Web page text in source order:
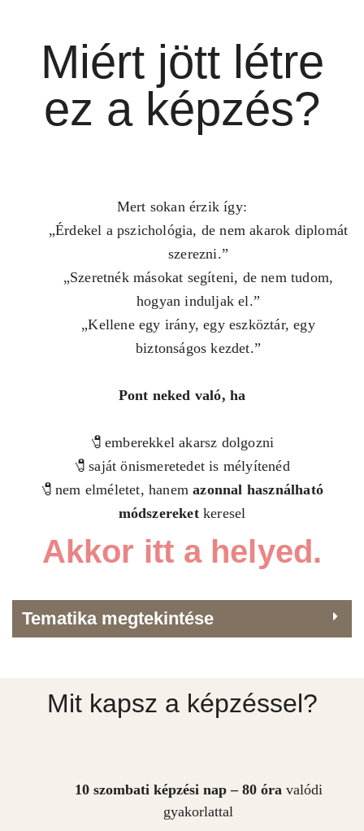
Miért jött létre
ez a képzés?
Mert sokan érzik így:
„Érdekel a pszichológia, de nem akarok diplomát
szerezni.”
„Szeretnék másokat segíteni, de nem tudom,
hogyan induljak el.”
„Kellene egy irány, egy eszköztár, egy
biztonságos kezdet.”
Pont neked való, ha
🧷emberekkel akarsz dolgozni
🧷saját önismeretedet is mélyítenéd
🧷nem elméletet, hanemazonnal használható
módszereketkeresel
Akkor itt a helyed.
Tematika megtekintése
Mit kapsz a képzéssel?
10 szombati képzési nap – 80 óra valódi
gyakorlattal